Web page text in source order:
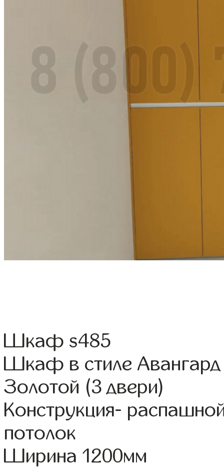
Шкаф s485
Шкаф в стиле
Золотой (3 двери)
Конструкция-
потолок
Ширина 1200мм